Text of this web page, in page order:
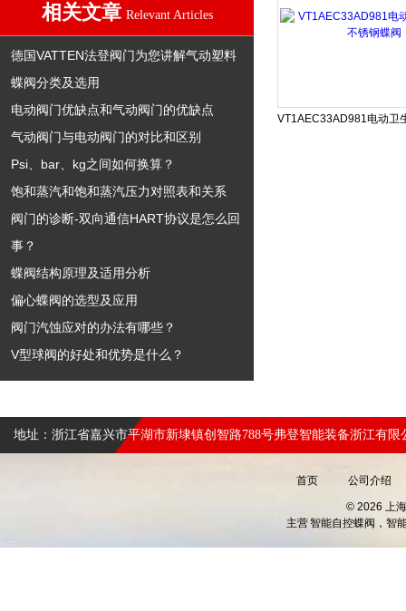
相关文章 Relevant Articles
德国VATTEN法登阀门为您讲解气动塑料
蝶阀分类及选用
电动阀门优缺点和气动阀门的优缺点
气动阀门与电动阀门的对比和区别
Psi、bar、kg之间如何换算？
饱和蒸汽和饱和蒸汽压力对照表和关系
阀门的诊断-双向通信HART协议是怎么回
事？
蝶阀结构原理及适用分析
偏心蝶阀的选型及应用
阀门汽蚀应对的办法有哪些？
V型球阀的好处和优势是什么？
地址：浙江省嘉兴市平湖市新埭镇创智路788号弗登智能装备浙江有限
首页 公司介绍
© 2026 上
主营智能自控蝶阀，智